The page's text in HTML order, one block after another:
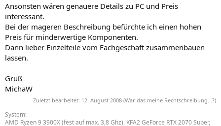
Ansonsten wären genauere Details zu PC und Preis
interessant.
Bei der mageren Beschreibung befürchte ich einen hohen
Preis für minderwertige Komponenten.
Dann lieber Einzelteile vom Fachgeschäft zusammenbauen
lassen.
Gruß
MichaW
Zuletzt bearbeitet: 12. August 2008 (War das meine Rechtschreibung...?)
System:
AMD Ryzen 9 3900X (fest auf max. 3,8 Ghz), KFA2 GeForce RTX 2070 Super,